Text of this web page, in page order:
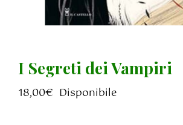
I Segreti dei Vampiri
18,00€ Disponibile